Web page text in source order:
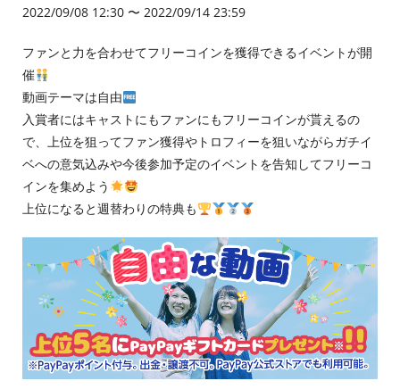
2022/09/08 12:30 〜 2022/09/14 23:59
ファンと力を合わせてフリーコインを獲得できるイベントが開
催
動画テーマは自由
入賞者にはキャストにもファンにもフリーコインが貰えるの
で、上位を狙ってファン獲得やトロフィーを狙いながらガチイ
ベへの意気込みや今後参加予定のイベントを告知してフリーコ
インを集めよう
上位になると週替わりの特典も